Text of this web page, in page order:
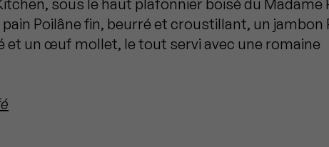
sous le haut plafonnier boisé du Madame
Poilâne fin, beurré et croustillant, un jambon
et un œuf mollet, le tout servi avec une romaine